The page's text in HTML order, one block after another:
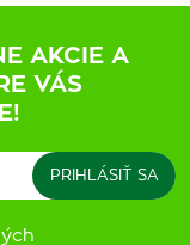
AKCIE A
VÁS